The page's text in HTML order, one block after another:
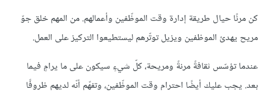
كن مرنًا حيال طريقة إدارة وقت الموظّفين وأعمالهم. من المهم خلق جوّ
مريح يهدئ الموظفين ويزيل توتّرهم ليستطيعوا التركيز على العمل.
عندما تؤسّس ثقافةً مرنةً ومريحة، كلّ شيءٍ سيكون على ما يرامٍ فيما
بعد. يجب عليك أيضًا احترام وقت الموظّفين، وتفهّم أنّه لديهم ظروفًا